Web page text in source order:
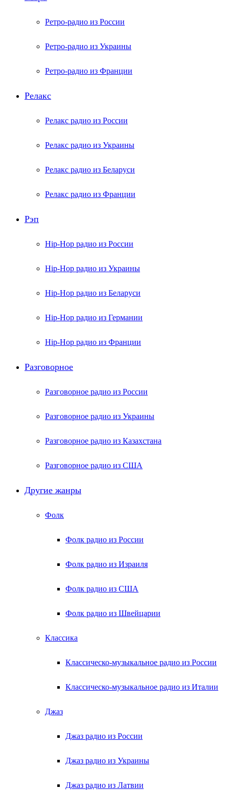
Ретро-радио из России
Ретро-радио из Украины
Ретро-радио из Франции
Релакс
Релакс радио из России
Релакс радио из Украины
Релакс радио из Беларуси
Релакс радио из Франции
Рэп
Hip-Hop радио из России
Hip-Hop радио из Украины
Hip-Hop радио из Беларуси
Hip-Hop радио из Германии
Hip-Hop радио из Франции
Разговорное
Разговорное радио из России
Разговорное радио из Украины
Разговорное радио из Казахстана
Разговорное радио из США
Другие жанры
Фолк
Фолк радио из России
Фолк радио из Израиля
Фолк радио из США
Фолк радио из Швейцарии
Классика
Классическо-музыкальное радио из России
Классическо-музыкальное радио из Италии
Джаз
Джаз радио из России
Джаз радио из Украины
Джаз радио из Латвии